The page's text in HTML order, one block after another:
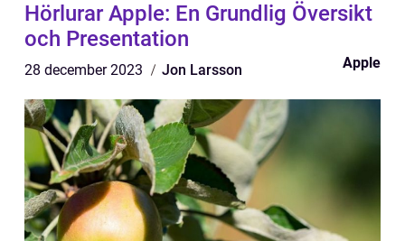
Hörlurar Apple: En Grundlig Översikt
och Presentation
28 december 2023 Jon Larsson Apple